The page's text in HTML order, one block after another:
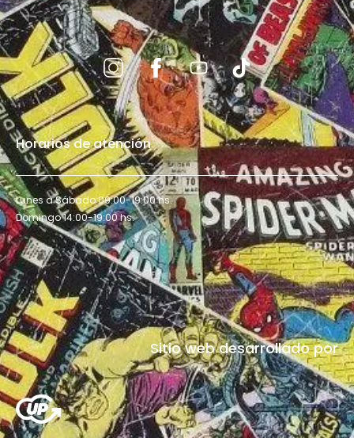
Horarios de atención
Lunes a Sábado 09:00-19:00 hs.
Domingo 14:00-19:00 hs.
Sitio web desarrollado por